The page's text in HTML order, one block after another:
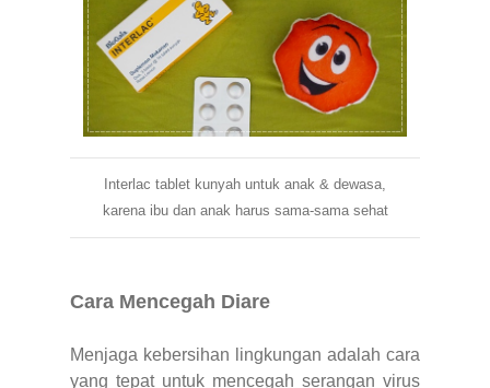
Interlac tablet kunyah untuk anak & dewasa,
karena ibu dan anak harus sama-sama sehat
Cara Mencegah Diare
Menjaga kebersihan lingkungan adalah cara
yang tepat untuk mencegah serangan virus